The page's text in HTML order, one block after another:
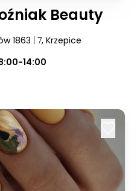
Beauty
1863 | 7, Krzepice
14:00